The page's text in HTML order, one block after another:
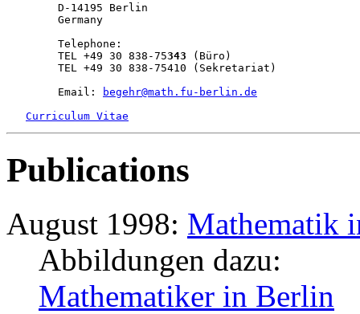
	TEL +49 30 838-75
343 (Büro)
	Email:
begehr@math.fu-berlin.de
Curriculum Vitae
Publications
August 1998: Mathematik
Abbildungen dazu:
Mathematiker in Berlin